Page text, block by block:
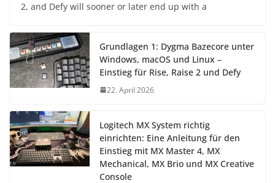
2, and Defy will sooner or later end up with a
Grundlagen 1: Dygma Bazecore unter
Windows, macOS und Linux –
Einstieg für Rise, Raise 2 und Defy
22. April 2026
Logitech MX System richtig
einrichten: Eine Anleitung für den
Einstieg mit MX Master 4, MX
Mechanical, MX Brio und MX Creative
Console